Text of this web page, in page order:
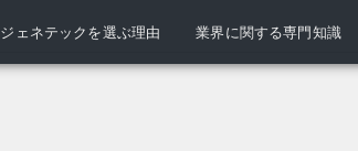
ジェネテックを選ぶ理由 業界に関する専門知識